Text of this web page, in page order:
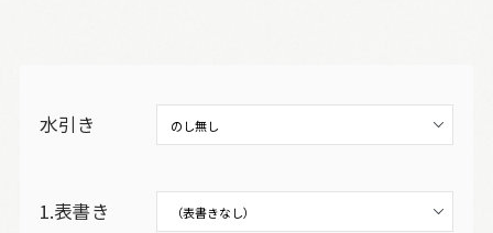
水引き
1.表書き